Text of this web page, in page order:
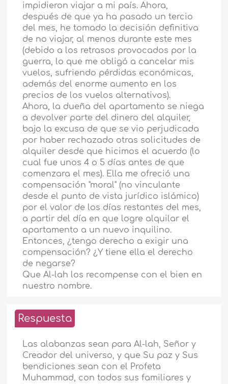
impidieron viajar a mi país. Ahora,
después de que ya ha pasado un tercio
del mes, he tomado la decisión definitiva
de no viajar, al menos durante este mes
(debido a los retrasos provocados por la
guerra, lo que me obligó a cancelar mis
vuelos, sufriendo pérdidas económicas,
además del enorme aumento en los
precios de los vuelos alternativos).
Ahora, la dueña del apartamento se niega
a devolver parte del dinero del alquiler,
bajo la excusa de que se vio perjudicada
por haber rechazado otras solicitudes de
alquiler desde que hicimos el acuerdo (lo
cual fue unos 4 o 5 días antes de que
comenzara el mes). Ella me ofreció una
compensación "moral" (no vinculante
desde el punto de vista jurídico islámico)
por el valor de los días restantes del mes,
a partir del día en que logre alquilar el
apartamento a un nuevo inquilino.
Entonces, ¿tengo derecho a exigir una
compensación? ¿Y tiene ella el derecho
de negarse?
Que Al-lah los recompense con el bien en
nuestro nombre.
Respuesta
Las alabanzas sean para Al-lah, Señor y
Creador del universo, y que Su paz y Sus
bendiciones sean con el Profeta
Muhammad, con todos sus familiares y